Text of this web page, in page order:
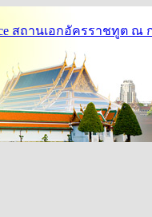
สถานเอกอัครราชทูต ณ